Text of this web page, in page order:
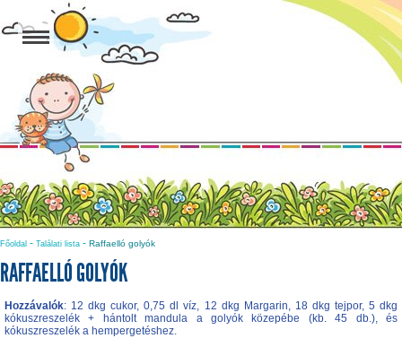
Főoldal - Találati lista - Raffaelló golyók
RAFFAELLÓ GOLYÓK
Hozzávalók: 12 dkg cukor, 0,75 dl víz, 12 dkg Margarin, 18 dkg tejpor, 5 dkg
kókuszreszelék + hántolt mandula a golyók közepébe (kb. 45 db.), és
kókuszreszelék a hempergetéshez.